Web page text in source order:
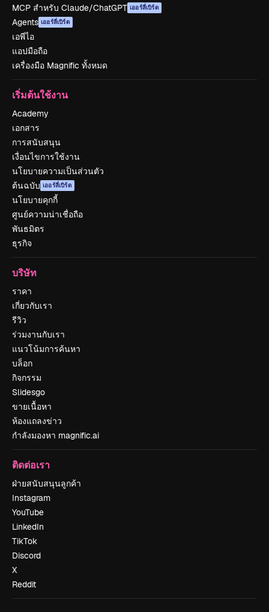
MCP สำหรับ Claude/ChatGPT เออร์ลี่เบิร์ด
Agents เออร์ลี่เบิร์ด
เอพีไอ
แอปมือถือ
เครื่องมือ Magnific ทั้งหมด
เริ่มต้นใช้งาน
Academy
เอกสาร
การสนับสนุน
เงื่อนไขการใช้งาน
นโยบายความเป็นส่วนตัว
ต้นฉบับ เออร์ลี่เบิร์ด
นโยบายคุกกี้
ศูนย์ความน่าเชื่อถือ
พันธมิตร
ธุรกิจ
บริษัท
ราคา
เกี่ยวกับเรา
รีวิว
ร่วมงานกับเรา
แนวโน้มการค้นหา
บล็อก
กิจกรรม
Slidesgo
ขายเนื้อหา
ห้องแถลงข่าว
กำลังมองหา magnific.ai
ติดต่อเรา
ฝ่ายสนับสนุนลูกค้า
Instagram
YouTube
LinkedIn
TikTok
Discord
X
Reddit